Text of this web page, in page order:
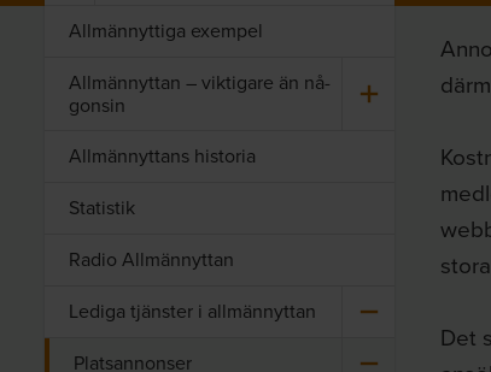
Allmännyttiga exempel
All­män­nyt­tan – vik­ti­ga­re än nå­
gon­sin
Allmännyttans historia
Statistik
Radio Allmännyttan
Le­di­ga tjäns­ter i all­män­nyt­tan
Platsannonser
Det